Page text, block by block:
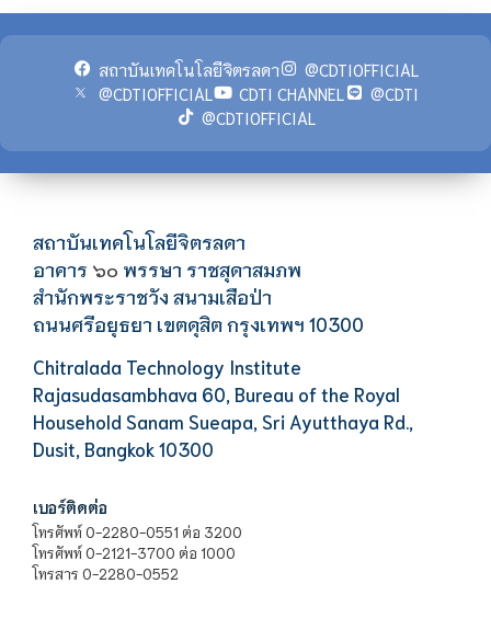
สถาบันเทคโนโลยีจิตรลดา
@CDTIOFFICIAL
@CDTIOFFICIAL
CDTI CHANNEL
@CDTI
@CDTIOFFICIAL
สถาบันเทคโนโลยีจิตรลดา
อาคาร ๖๐ พรรษา ราชสุดาสมภพ
สำนักพระราชวัง สนามเสือป่า
ถนนศรีอยุธยา เขตดุสิต กรุงเทพฯ 10300
Chitralada Technology Institute
Rajasudasambhava 60, Bureau of the Royal
Household Sanam Sueapa, Sri Ayutthaya Rd.,
Dusit, Bangkok 10300
เบอร์ติดต่อ
โทรศัพท์ 0-2280-0551 ต่อ 3200
โทรศัพท์ 0-2121-3700 ต่อ 1000
โทรสาร 0-2280-0552